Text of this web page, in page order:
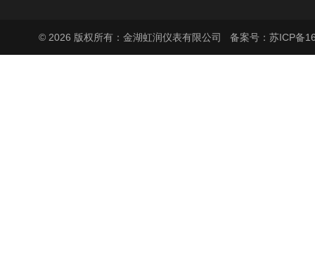
© 2026 版权所有：金湖虹润仪表有限公司 备案号：苏ICP备